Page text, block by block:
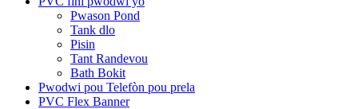
Pwason Pond
Tank dlo
Pisin
Tant Randevou
Bath Bokit
Pwodwi pou Telefòn pou prela
PVC Flex Banner